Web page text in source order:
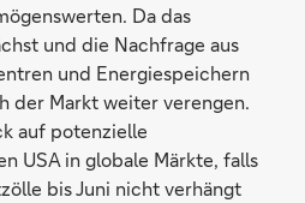
Da das
und die Nachfrage aus
und Energiespeichern
der Markt weiter verengen.
auf potenzielle
USA in globale Märkte, falls
bis Juni nicht verhängt